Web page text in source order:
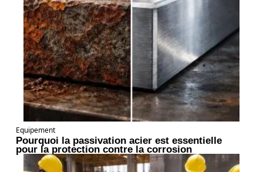
Equipement
Pourquoi la passivation acier est essentielle
pour la protection contre la corrosion